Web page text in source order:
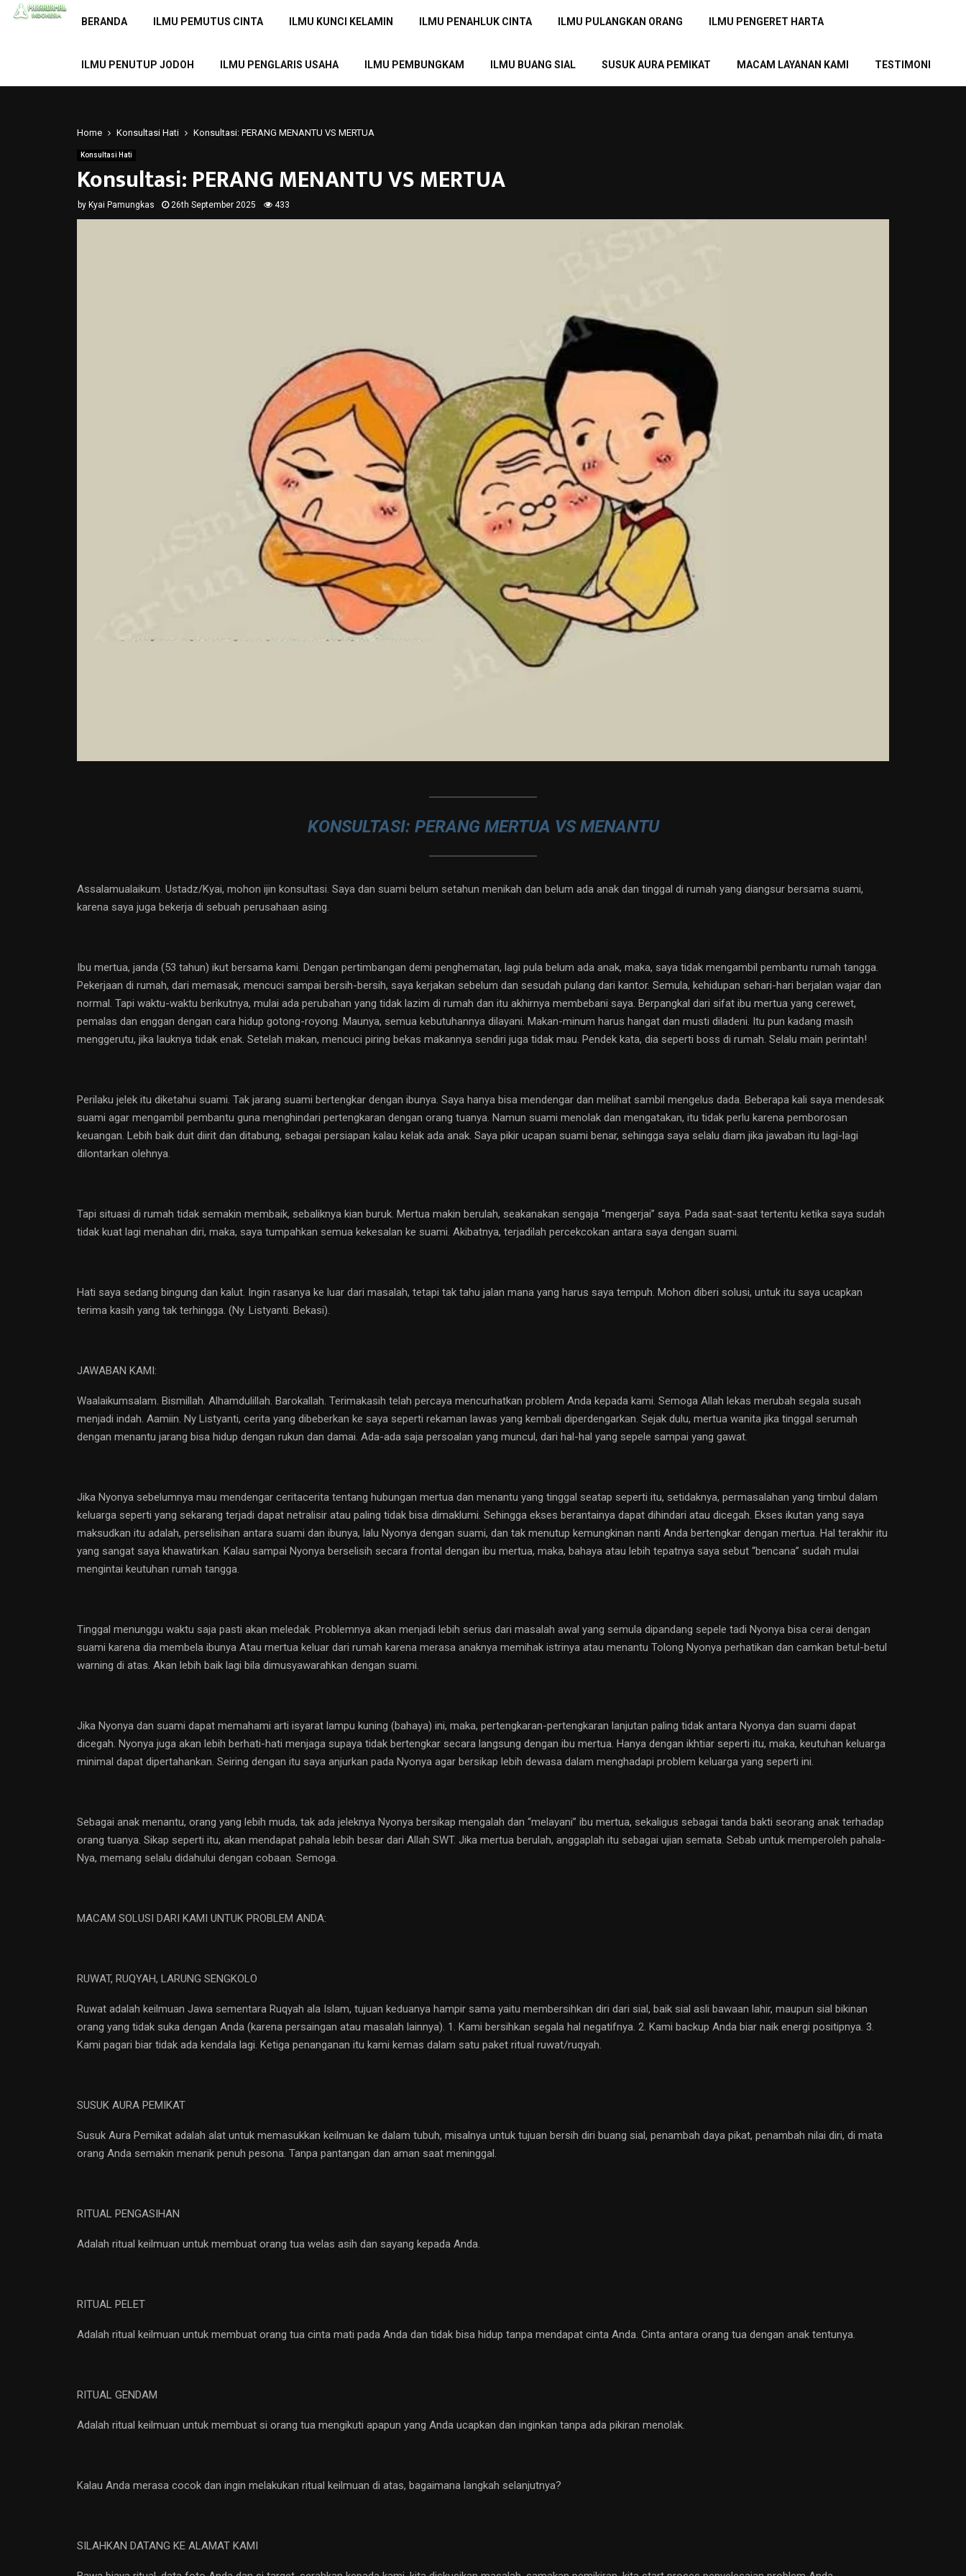
BERANDA ILMU PEMUTUS CINTA ILMU KUNCI KELAMIN ILMU PENAHLUK CINTA ILMU PULANGKAN ORANG ILMU PENGERET HARTA
ILMU PENUTUP JODOH ILMU PENGLARIS USAHA ILMU PEMBUNGKAM ILMU BUANG SIAL SUSUK AURA PEMIKAT MACAM LAYANAN KAMI TESTIMONI
Home Konsultasi Hati Konsultasi: PERANG MENANTU VS MERTUA
Konsultasi Hati
Konsultasi: PERANG MENANTU VS MERTUA
by Kyai Pamungkas 26th September 2025 433
KONSULTASI: PERANG MERTUA VS MENANTU
Assalamualaikum. Ustadz/Kyai, mohon ijin konsultasi. Saya dan suami belum setahun menikah dan belum ada anak dan tinggal di rumah yang diangsur bersama suami,
karena saya juga bekerja di sebuah perusahaan asing.
Ibu mertua, janda (53 tahun) ikut bersama kami. Dengan pertimbangan demi penghematan, lagi pula belum ada anak, maka, saya tidak mengambil pembantu rumah tangga.
Pekerjaan di rumah, dari memasak, mencuci sampai bersih-bersih, saya kerjakan sebelum dan sesudah pulang dari kantor. Semula, kehidupan sehari-hari berjalan wajar dan
normal. Tapi waktu-waktu berikutnya, mulai ada perubahan yang tidak lazim di rumah dan itu akhirnya membebani saya. Berpangkal dari sifat ibu mertua yang cerewet,
pemalas dan enggan dengan cara hidup gotong-royong. Maunya, semua kebutuhannya dilayani. Makan-minum harus hangat dan musti diladeni. Itu pun kadang masih
menggerutu, jika lauknya tidak enak. Setelah makan, mencuci piring bekas makannya sendiri juga tidak mau. Pendek kata, dia seperti boss di rumah. Selalu main perintah!
Perilaku jelek itu diketahui suami. Tak jarang suami bertengkar dengan ibunya. Saya hanya bisa mendengar dan melihat sambil mengelus dada. Beberapa kali saya mendesak
suami agar mengambil pembantu guna menghindari pertengkaran dengan orang tuanya. Namun suami menolak dan mengatakan, itu tidak perlu karena pemborosan
keuangan. Lebih baik duit diirit dan ditabung, sebagai persiapan kalau kelak ada anak. Saya pikir ucapan suami benar, sehingga saya selalu diam jika jawaban itu lagi-lagi
dilontarkan olehnya.
Tapi situasi di rumah tidak semakin membaik, sebaliknya kian buruk. Mertua makin berulah, seakanakan sengaja “mengerjai” saya. Pada saat-saat tertentu ketika saya sudah
tidak kuat lagi menahan diri, maka, saya tumpahkan semua kekesalan ke suami. Akibatnya, terjadilah percekcokan antara saya dengan suami.
Hati saya sedang bingung dan kalut. Ingin rasanya ke luar dari masalah, tetapi tak tahu jalan mana yang harus saya tempuh. Mohon diberi solusi, untuk itu saya ucapkan
terima kasih yang tak terhingga. (Ny. Listyanti. Bekasi).
JAWABAN KAMI:
Waalaikumsalam. Bismillah. Alhamdulillah. Barokallah. Terimakasih telah percaya mencurhatkan problem Anda kepada kami. Semoga Allah lekas merubah segala susah
menjadi indah. Aamiin. Ny Listyanti, cerita yang dibeberkan ke saya seperti rekaman lawas yang kembali diperdengarkan. Sejak dulu, mertua wanita jika tinggal serumah
dengan menantu jarang bisa hidup dengan rukun dan damai. Ada-ada saja persoalan yang muncul, dari hal-hal yang sepele sampai yang gawat.
Jika Nyonya sebelumnya mau mendengar ceritacerita tentang hubungan mertua dan menantu yang tinggal seatap seperti itu, setidaknya, permasalahan yang timbul dalam
keluarga seperti yang sekarang terjadi dapat netralisir atau paling tidak bisa dimaklumi. Sehingga ekses berantainya dapat dihindari atau dicegah. Ekses ikutan yang saya
maksudkan itu adalah, perselisihan antara suami dan ibunya, lalu Nyonya dengan suami, dan tak menutup kemungkinan nanti Anda bertengkar dengan mertua. Hal terakhir itu
yang sangat saya khawatirkan. Kalau sampai Nyonya berselisih secara frontal dengan ibu mertua, maka, bahaya atau lebih tepatnya saya sebut “bencana” sudah mulai
mengintai keutuhan rumah tangga.
Tinggal menunggu waktu saja pasti akan meledak. Problemnya akan menjadi lebih serius dari masalah awal yang semula dipandang sepele tadi Nyonya bisa cerai dengan
suami karena dia membela ibunya Atau rnertua keluar dari rumah karena merasa anaknya memihak istrinya atau menantu Tolong Nyonya perhatikan dan camkan betul-betul
warning di atas. Akan lebih baik lagi bila dimusyawarahkan dengan suami.
Jika Nyonya dan suami dapat memahami arti isyarat lampu kuning (bahaya) ini, maka, pertengkaran-pertengkaran lanjutan paling tidak antara Nyonya dan suami dapat
dicegah. Nyonya juga akan lebih berhati-hati menjaga supaya tidak bertengkar secara langsung dengan ibu mertua. Hanya dengan ikhtiar seperti itu, maka, keutuhan keluarga
minimal dapat dipertahankan. Seiring dengan itu saya anjurkan pada Nyonya agar bersikap lebih dewasa dalam menghadapi problem keluarga yang seperti ini.
Sebagai anak menantu, orang yang lebih muda, tak ada jeleknya Nyonya bersikap mengalah dan “melayani” ibu mertua, sekaligus sebagai tanda bakti seorang anak terhadap
orang tuanya. Sikap seperti itu, akan mendapat pahala lebih besar dari Allah SWT. Jika mertua berulah, anggaplah itu sebagai ujian semata. Sebab untuk memperoleh pahala-
Nya, memang selalu didahului dengan cobaan. Semoga.
MACAM SOLUSI DARI KAMI UNTUK PROBLEM ANDA:
RUWAT, RUQYAH, LARUNG SENGKOLO
Ruwat adalah keilmuan Jawa sementara Ruqyah ala Islam, tujuan keduanya hampir sama yaitu membersihkan diri dari sial, baik sial asli bawaan lahir, maupun sial bikinan
orang yang tidak suka dengan Anda (karena persaingan atau masalah lainnya). 1. Kami bersihkan segala hal negatifnya. 2. Kami backup Anda biar naik energi positipnya. 3.
Kami pagari biar tidak ada kendala lagi. Ketiga penanganan itu kami kemas dalam satu paket ritual ruwat/ruqyah.
SUSUK AURA PEMIKAT
Susuk Aura Pemikat adalah alat untuk memasukkan keilmuan ke dalam tubuh, misalnya untuk tujuan bersih diri buang sial, penambah daya pikat, penambah nilai diri, di mata
orang Anda semakin menarik penuh pesona. Tanpa pantangan dan aman saat meninggal.
RITUAL PENGASIHAN
Adalah ritual keilmuan untuk membuat orang tua welas asih dan sayang kepada Anda.
RITUAL PELET
Adalah ritual keilmuan untuk membuat orang tua cinta mati pada Anda dan tidak bisa hidup tanpa mendapat cinta Anda. Cinta antara orang tua dengan anak tentunya.
RITUAL GENDAM
Adalah ritual keilmuan untuk membuat si orang tua mengikuti apapun yang Anda ucapkan dan inginkan tanpa ada pikiran menolak.
Kalau Anda merasa cocok dan ingin melakukan ritual keilmuan di atas, bagaimana langkah selanjutnya?
SILAHKAN DATANG KE ALAMAT KAMI